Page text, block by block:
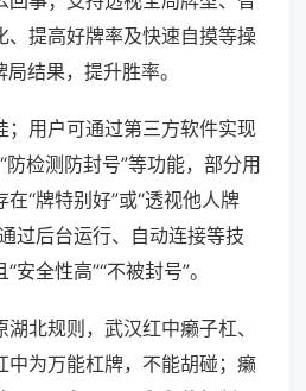
、提高好牌率及快速自摸等操
结果，提升胜率。
；用户可通过第三方软件实现
防检测防封号”等功能，部分用
“牌特别好”或“透视他人牌
过后台运行、自动连接等技
全性高”“不被封号”。
北规则，武汉红中癞子杠、
中为万能杠牌，不能胡碰；癞